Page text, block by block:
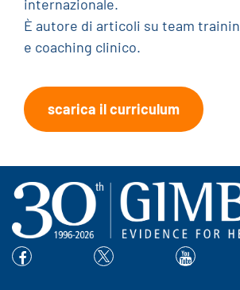
internazionale.
È autore di articoli su team
e coaching clinico.
scarica il curriculum